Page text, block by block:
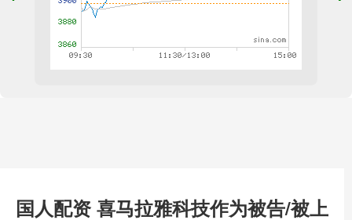
国人配资 喜马拉雅科技作为被告/被上